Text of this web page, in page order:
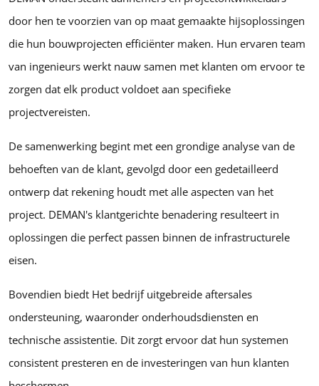
door hen te voorzien van op maat gemaakte hijsoplossingen
die hun bouwprojecten efficiënter maken. Hun ervaren team
van ingenieurs werkt nauw samen met klanten om ervoor te
zorgen dat elk product voldoet aan specifieke
projectvereisten.
De samenwerking begint met een grondige analyse van de
behoeften van de klant, gevolgd door een gedetailleerd
ontwerp dat rekening houdt met alle aspecten van het
project. DEMAN's klantgerichte benadering resulteert in
oplossingen die perfect passen binnen de infrastructurele
eisen.
Bovendien biedt Het bedrijf uitgebreide aftersales
ondersteuning, waaronder onderhoudsdiensten en
technische assistentie. Dit zorgt ervoor dat hun systemen
consistent presteren en de investeringen van hun klanten